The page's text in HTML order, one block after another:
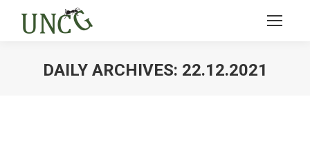
DAILY ARCHIVES: 22.12.2021